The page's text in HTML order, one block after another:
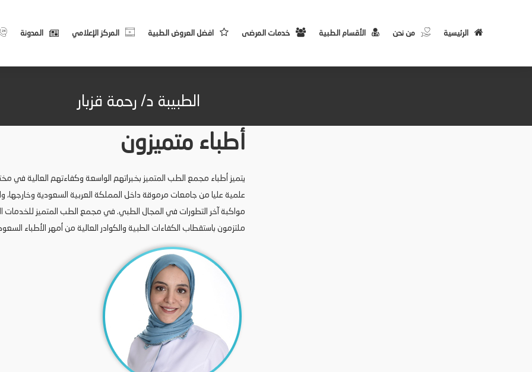
الرئيسية من نحن الأقسام الطبية خدمات المرضى افضل العروض الطبية المركز الإعلامي المدونة
الطبيبة د/ رحمة قزبار
أطباء متميزون
يتميز أطباء مجمع الطب المتميز بخبراتهم الواسعة وكفاءتهم العالية
علمية عليا من جامعات مرموقة داخل المملكة العربية السعودية وخارجها،
مواكبة آخر التطورات في المجال الطبي. في مجمع الطب المتميز للخدمات
ملتزمون باستقطاب الكفاءات الطبية والكوادر العالية من أمهر الأطباء